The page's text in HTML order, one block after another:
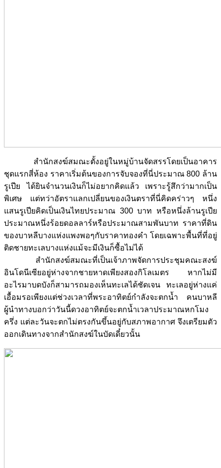
สำนักสงฆ์สมณะตั้งอยู่ในหมู่บ้านจัดสรรโดยเป็นอาคาร
ชุดแรกสี่ห้อง ราคาเริ่มต้นของการจับจองที่นี่ประมาณ 800 ล้าน
รูเปีย ได้ยินจำนวนเงินก็ไม่อยากคิดแล้ว เพราะรู้สึกว่ามากเป็น
พิเศษ แต่ทว่าอัตราแลกเปลี่ยนของเงินตราที่นี่คิดคร่าวๆ หนึ่ง
แสนรูเปียคิดเป็นเงินไทยประมาณ 300 บาท หรือหนึ่งล้านรูเปีย
ประมาณหนึ่งร้อยดอลลาร์หรือประมาณสามพันบาท ราคาที่ดิน
ของบาหลีบางแห่งแพงพอๆกับราคาทองคำ โดยเฉพาะพื้นที่ที่อยู่
ติดชายทะเลบางแห่งแม้จะมีเงินก็ซื้อไม่ได้
สำนักสงฆ์สมณะที่เป็นเจ้าภาพจัดการประชุมคณะสงฆ์
อินโดนีเซียอยู่ห่างจากชายหาดเพียงสองกิโลเมตร หากไม่มี
อะไรมาบดบังก็สามารถมองเห็นทะเลได้ชัดเจน ทะเลอยู่ห่างแค่
เอื้อมรอเพียงแต่ช่วงเวลาที่พระอาทิตย์กำลังจะตกน้ำ คนบาหลี
ผู้นำทางบอกว่าวันนี้ดวงอาทิตย์จะตกน้ำเวลาประมาณหกโมง
ครึ่ง แต่ละวันจะตกไม่ตรงกันขึ้นอยู่กับสภาพอากาศ จึงเตรียมตัว
ออกเดินทางจากสำนักสงฆ์ในบัดเดี๋ยวนั้น